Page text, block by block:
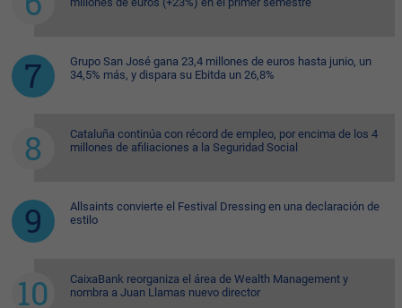
Grupo San José gana 23,4 millones de euros hasta junio, un
34,5% más, y dispara su Ebitda un 26,8%
Cataluña continúa con récord de empleo, por encima de los 4
millones de afiliaciones a la Seguridad Social
Allsaints convierte el Festival Dressing en una declaración de
estilo
CaixaBank reorganiza el área de Wealth Management y
nombra a Juan Llamas nuevo director